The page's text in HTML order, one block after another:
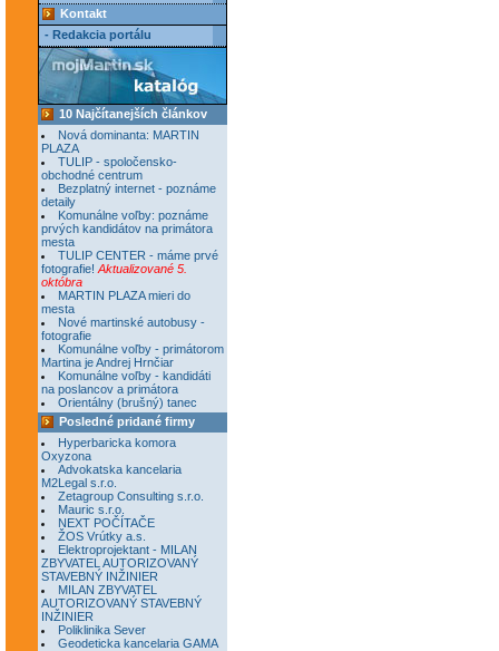
Kontakt
- Redakcia portálu
10 Najčítanejších článkov
Nová dominanta: MARTIN
PLAZA
TULIP - spoločensko-
obchodné centrum
Bezplatný internet - poznáme
detaily
Komunálne voľby: poznáme
prvých kandidátov na primátora
mesta
TULIP CENTER - máme prvé
fotografie! Aktualizované 5.
októbra
MARTIN PLAZA mieri do
mesta
Nové martinské autobusy -
fotografie
Komunálne voľby - primátorom
Martina je Andrej Hrnčiar
Komunálne voľby - kandidáti
na poslancov a primátora
Orientálny (brušný) tanec
Posledné pridané firmy
Hyperbaricka komora
Oxyzona
Advokatska kancelaria
M2Legal s.r.o.
Zetagroup Consulting s.r.o.
Mauric s.r.o.
NEXT POČÍTAČE
ŽOS Vrútky a.s.
Elektroprojektant - MILAN
ZBYVATEL AUTORIZOVANÝ
STAVEBNÝ INŽINIER
MILAN ZBYVATEL
AUTORIZOVANÝ STAVEBNÝ
INŽINIER
Poliklinika Sever
Geodeticka kancelaria GAMA